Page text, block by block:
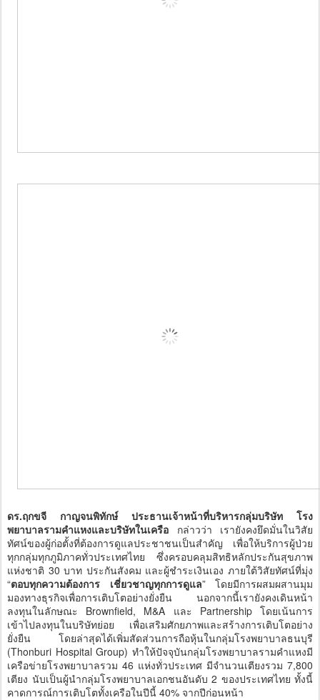
ดร.ฤกขจี กาญจนพิทักษ์ ประธานเจ้าหน้าที่บริหารกลุ่มบริษัท โรง
พยาบาลรามคำแหงและบริษัทในเครือ กล่าวว่า เรายังคงยึดมั่นในวิสัย
ทัศน์ของผู้ก่อตั้งที่ต้องการดูแลประชาชนเป็นสำคัญ เพื่อให้บริการผู้ป่วย
ทุกกลุ่มทุกภูมิภาคทั่วประเทศไทย ซึ่งครอบคลุมสิทธิหลักประกันสุขภาพ
แห่งชาติ 30 บาท ประกันสังคม และผู้ชำระเงินเอง ภายใต้วิสัยทัศน์ที่มุ่ง
“ตอบทุกความต้องการ เชี่ยวชาญทุกการดูแล” โดยมีการผสมผสานมุม
มองทางธุรกิจเพื่อการเติบโตอย่างยั่งยืน นอกจากนี้เรายังคงเดินหน้า
ลงทุนในลักษณะ Brownfield, M&A และ Partnership โดยเน้นการ
เข้าไปลงทุนในบริษัทย่อย เพื่อเสริมศักยภาพและสร้างการเติบโตอย่าง
ยั่งยืน โดยล่าสุดได้เพิ่มสัดส่วนการถือหุ้นในกลุ่มโรงพยาบาลธนบุรี
(Thonburi Hospital Group) ทำให้ปัจจุบันกลุ่มโรงพยาบาลรามคำแหงมี
เครือข่ายโรงพยาบาลรวม 46 แห่งทั่วประเทศ มีจำนวนเตียงรวม 7,800
เตียง นับเป็นผู้นำกลุ่มโรงพยาบาลเอกชนอันดับ 2 ของประเทศไทย ทั้งนี้
คาดการณ์การเติบโตทั้งเครือในปีนี้ 40% จากปีก่อนหน้า